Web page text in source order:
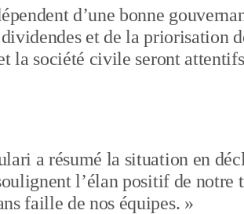
d’une bonne
et de la priorisation
la société civile seront
a résumé la situation en
l’élan positif de notre
faille de nos équipes. »